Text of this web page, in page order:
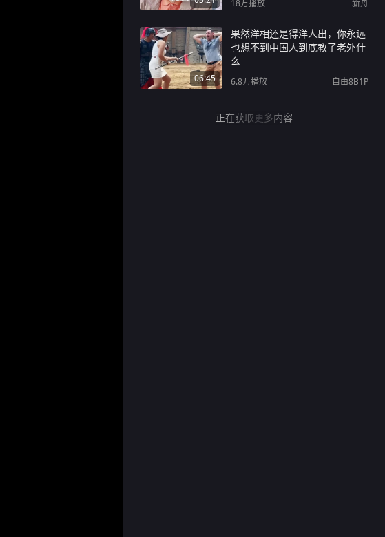
18万播放 新舟
06:45
果然洋相还是得洋人出，你永远
也想不到中国人到底教了老外什
么
6.8万播放 自由8B1P
正在获取更多内容